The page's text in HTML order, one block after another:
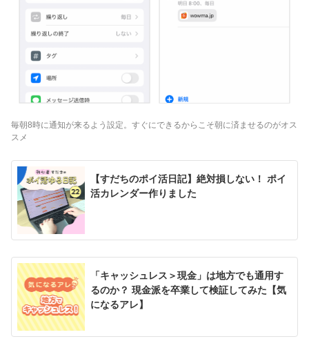
毎朝8時に通知が来るよう設定。すぐにできるからこそ朝に済ませるのがオス
スメ
【すだちのポイ活日記】絶対損しない！ ポイ
活カレンダー作りました
「キャッシュレス＞現金」は地方でも通用す
るのか？ 現金派を卒業して検証してみた【気
になるアレ】